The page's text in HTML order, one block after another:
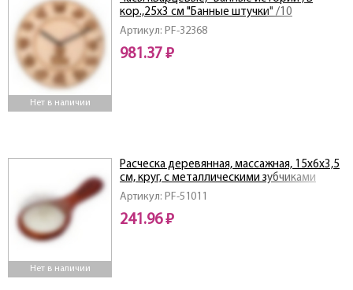
Нет в наличии
Артикул: PF-32368
кор.,25х3 см "Банные штучки" /10
981.37 ₽
Нет в наличии
Артикул: PF-51011
Расческа деревянная, массажная, 15х6х3,5
см, круг, с металлическими зубчиками
241.96 ₽